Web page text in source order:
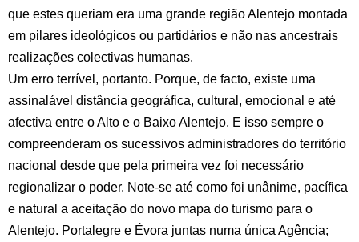
que estes queriam era uma grande região Alentejo montada
em pilares ideológicos ou partidários e não nas ancestrais
realizações colectivas humanas.
Um erro terrível, portanto. Porque, de facto, existe uma
assinalável distância geográfica, cultural, emocional e até
afectiva entre o Alto e o Baixo Alentejo. E isso sempre o
compreenderam os sucessivos administradores do território
nacional desde que pela primeira vez foi necessário
regionalizar o poder. Note-se até como foi unânime, pacífica
e natural a aceitação do novo mapa do turismo para o
Alentejo. Portalegre e Évora juntas numa única Agência;